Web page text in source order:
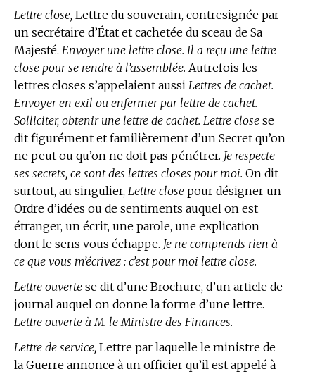
Lettre close, Lettre du souverain, contresignée par
un secrétaire d’État et cachetée du sceau de Sa
Majesté. Envoyer une lettre close. Il a reçu une lettre
close pour se rendre à l’assemblée. Autrefois les
lettres closes s’appelaient aussi Lettres de cachet.
Envoyer en exil ou enfermer par lettre de cachet.
Solliciter, obtenir une lettre de cachet. Lettre close se
dit figurément et familièrement d’un Secret qu’on
ne peut ou qu’on ne doit pas pénétrer. Je respecte
ses secrets, ce sont des lettres closes pour moi. On dit
surtout, au singulier, Lettre close pour désigner un
Ordre d’idées ou de sentiments auquel on est
étranger, un écrit, une parole, une explication
dont le sens vous échappe. Je ne comprends rien à
ce que vous m’écrivez : c’est pour moi lettre close.
Lettre ouverte se dit d’une Brochure, d’un article de
journal auquel on donne la forme d’une lettre.
Lettre ouverte à M. le Ministre des Finances.
Lettre de service, Lettre par laquelle le ministre de
la Guerre annonce à un officier qu’il est appelé à